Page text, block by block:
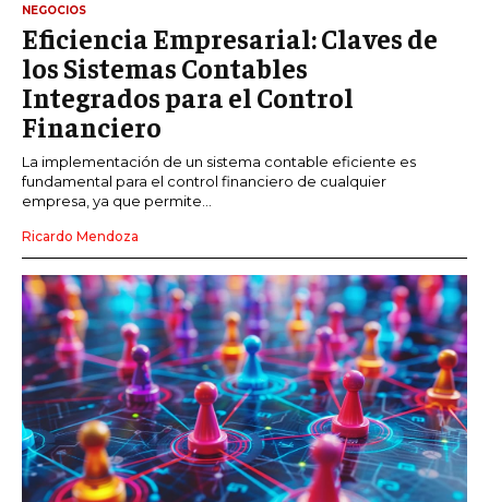
NEGOCIOS
Eficiencia Empresarial: Claves de
los Sistemas Contables
Integrados para el Control
Financiero
La implementación de un sistema contable eficiente es
fundamental para el control financiero de cualquier
empresa, ya que permite...
Ricardo Mendoza